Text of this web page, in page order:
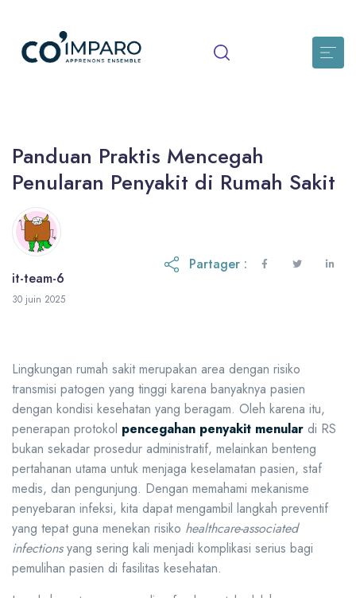
Panduan Praktis Mencegah
Penularan Penyakit di Rumah Sakit
it-team-6
30 juin 202530 juin 2026
Partager :
Lingkungan rumah sakit merupakan area dengan risiko
transmisi patogen yang tinggi karena banyaknya pasien
dengan kondisi kesehatan yang beragam. Oleh karena itu,
penerapan protokol pencegahan penyakit menular di RS
bukan sekadar prosedur administratif, melainkan benteng
pertahanan utama untuk menjaga keselamatan pasien, staf
medis, dan pengunjung. Dengan memahami mekanisme
penyebaran infeksi, kita dapat mengambil langkah preventif
yang tepat guna menekan risiko healthcare-associated
infectionsyang sering kali menjadi komplikasi serius bagi
pemulihan pasien di fasilitas kesehatan.